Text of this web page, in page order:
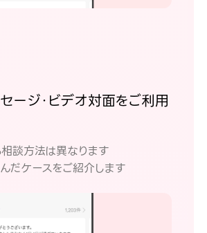
セージ・ビデオ対面をご利用
談方法は異なります
だケースをご紹介します